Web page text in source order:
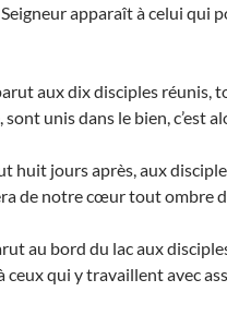
apparaît à celui qui
aux dix disciples réunis,
unis dans le bien, c’est
huit jours après, aux
de notre cœur tout ombre
au bord du lac aux
ceux qui y travaillent avec